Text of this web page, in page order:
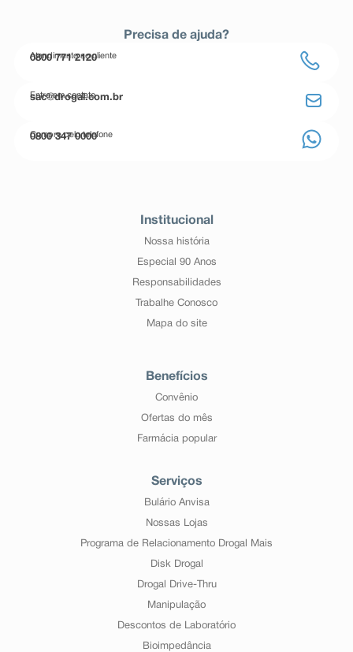
Precisa de ajuda?
Atendimento ao cliente
0800 771 2120
Entre em contato
sac@drogal.com.br
Compre pelo telefone
0800 347 0000
Institucional
Nossa história
Especial 90 Anos
Responsabilidades
Trabalhe Conosco
Mapa do site
Benefícios
Convênio
Ofertas do mês
Farmácia popular
Serviços
Bulário Anvisa
Nossas Lojas
Programa de Relacionamento Drogal Mais
Disk Drogal
Drogal Drive-Thru
Manipulação
Descontos de Laboratório
Bioimpedância